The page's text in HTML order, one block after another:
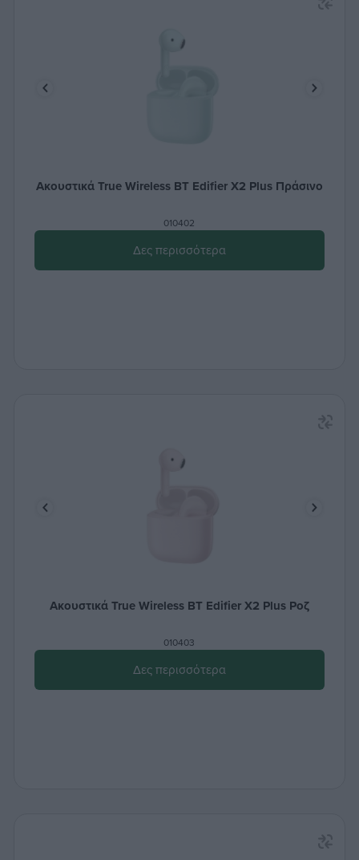
Ακουστικά True Wireless BT Edifier X2 Plus Πράσινο
010402
Δες περισσότερα
Ακουστικά True Wireless BT Edifier X2 Plus Ροζ
010403
Δες περισσότερα